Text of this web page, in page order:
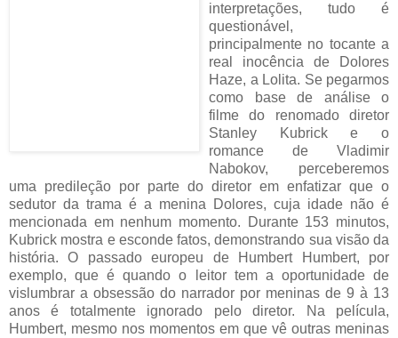
interpretações, tudo é
questionável,
principalmente no tocante a
real inocência de Dolores
Haze, a Lolita. Se pegarmos
como base de análise o
filme do renomado diretor
Stanley Kubrick e o
romance de Vladimir
Nabokov, perceberemos
uma predileção por parte do diretor em enfatizar que o
sedutor da trama é a menina Dolores, cuja idade não é
mencionada em nenhum momento. Durante 153 minutos,
Kubrick mostra e esconde fatos, demonstrando sua visão da
história. O passado europeu de Humbert Humbert, por
exemplo, que é quando o leitor tem a oportunidade de
vislumbrar a obsessão do narrador por meninas de 9 à 13
anos é totalmente ignorado pelo diretor. Na película,
Humbert, mesmo nos momentos em que vê outras meninas